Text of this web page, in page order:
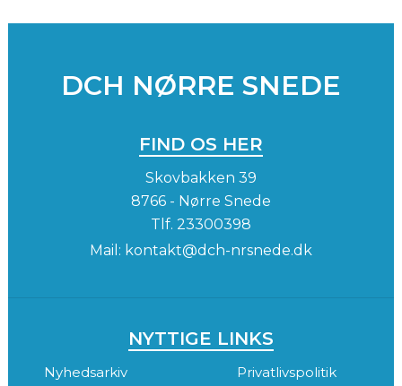
DCH NØRRE SNEDE
FIND OS HER
Skovbakken 39
8766 - Nørre Snede
Tlf. 23300398
Mail: kontakt@dch-nrsnede.dk
NYTTIGE LINKS
Nyhedsarkiv
Privatlivspolitik